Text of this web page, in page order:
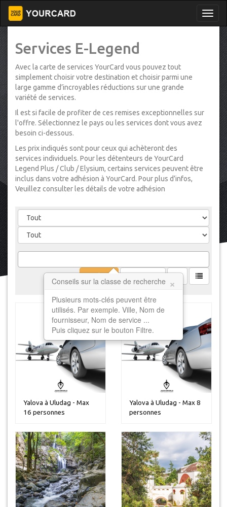
Services E-Legend
Avec la carte de services YourCard vous pouvez tout
simplement choisir votre destination et choisir parmi une
large gamme d’incroyables réductions sur une grande
variété de services.
Il est si facile de profiter de ces remises exceptionnelles sur
l'offre. Sélectionnez le pays ou les services dont vous avez
besoin ci-dessous.
Les prix indiqués sont pour ceux qui achèteront des
services individuels. Pour les détenteurs de YourCard
Legend Plus / Club / Elysium, certains services peuvent être
inclus dans votre adhésion à YourCard. Pour plus d’infos,
Veuillez consulter les détails de votre adhésion
Conseils sur la classe de recherche ×
Plusieurs mots-clés peuvent être
utilisés. Par exemple. Ville, Nom de
fournisseur, Nom de service ...
Puis cliquez sur le bouton Filtre.
Yalova à Uludag - Max
16 personnes
Yalova à Uludag - Max 8
personnes